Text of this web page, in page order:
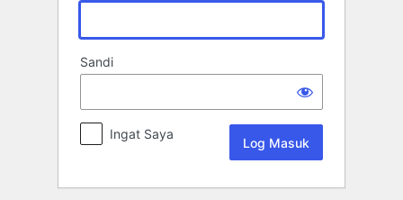
Sandi
Ingat Saya